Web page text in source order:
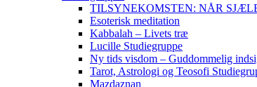
TILSYNEKOMSTEN: NÅR
Esoterisk meditation
Kabbalah – Livets træ
Lucille Studiegruppe
Ny tids visdom – Guddommelig
Tarot, Astrologi og Teosofi
Mazdaznan